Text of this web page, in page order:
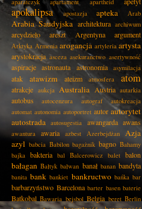
aparatczyk apartament apartheid
apokalipsa apostazja apteka Arab
Arabia Saudyjska architektura archiwum
arcydzieło areszt Argentyna argument
Arktyka Armenia arogancja artyleria artysta
arystokracja asceza asekuranctwo asertywność
aspiracje astronauta astronomia asymilacja
atak atawizm ateizm atmosfera atom
atrakcje aukcja Australia Austria autarkia
autobus autocenzura autograf
autokreacja
automat autonomia autoportret autor autorytet
autostrada autosugestia awangarda awans
awantura awaria azbest Azerbejdżan
Azja
azyl babcia Babilon bagażnik bagno Bahamy
bajka bakteria bal Balcerowicz balet balon
bałagan Bałtyk bałwan banał banan bandyta
banita bank bankiet bankructwo bańka bar
barbarzyństwo Barcelona barter basen baterie
Batkobal Bawaria bejsbol Belgia beret Berlin